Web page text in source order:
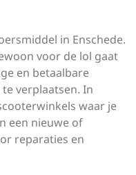
in Enschede.
voor de lol gaat
en betaalbare
verplaatsen. In
waar je
een nieuwe of
reparaties en